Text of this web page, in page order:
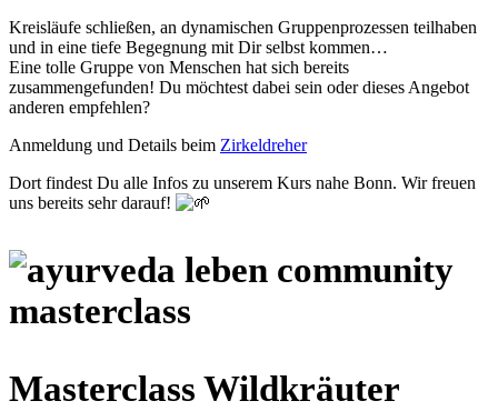
Kreisläufe schließen, an dynamischen Gruppenprozessen teilhaben
und in eine tiefe Begegnung mit Dir selbst kommen…
Eine tolle Gruppe von Menschen hat sich bereits
zusammengefunden! Du möchtest dabei sein oder dieses Angebot
anderen empfehlen?
Anmeldung und Details beim Zirkeldreher
Dort findest Du alle Infos zu unserem Kurs nahe Bonn. Wir freuen
uns bereits sehr darauf!
Masterclass Wildkräuter